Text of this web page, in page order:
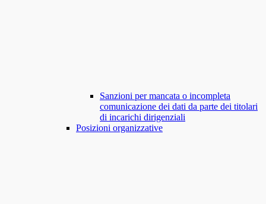
Sanzioni per mancata o incompleta
comunicazione dei dati da parte dei titolari
di incarichi dirigenziali
Posizioni organizzative